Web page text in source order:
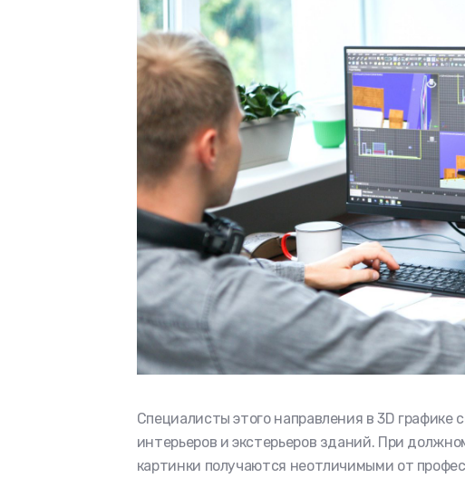
Специалисты этого направления в 3D
интерьеров и экстерьеров зданий. При
картинки получаются неотличимыми от